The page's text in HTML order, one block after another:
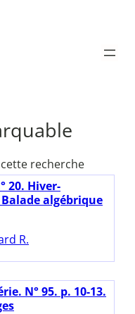
recherche
20. Hiver-
algébrique
R.
N° 95. p. 10-13.